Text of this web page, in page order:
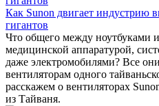
Как Sunon двигает индустрию
гигантов
Что общего между ноутбуками
медицинской аппаратурой,
даже электромобилями? Все
вентиляторам одного
расскажем о вентиляторах
из Тайваня.